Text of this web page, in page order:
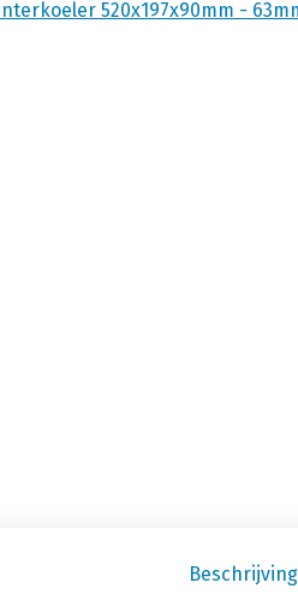
Beschrijving